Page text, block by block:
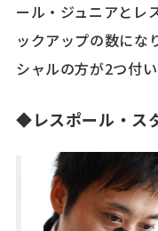
ール・ジュニアとレ
ックアップの数にな
シャルの方が2つ付い
◆レスポール・ス